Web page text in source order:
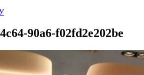
90a6-f02fd2e202be